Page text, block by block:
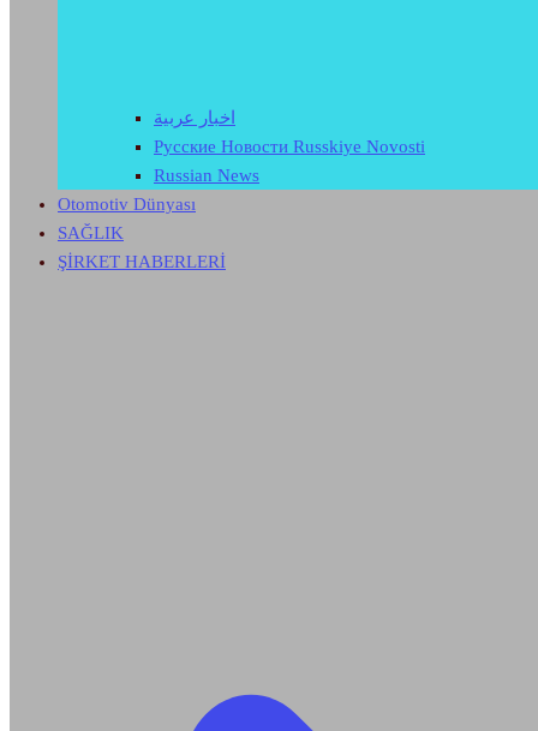
اخبار عربية
Русские Новости Russkiye Novosti
Russian News
Otomotiv Dünyası
SAĞLIK
ŞİRKET HABERLERİ